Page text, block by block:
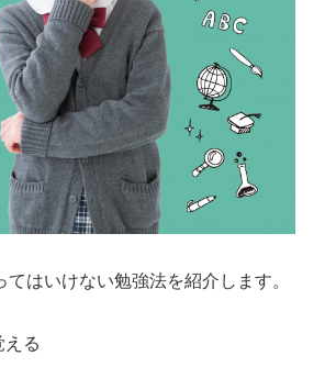
はいけない勉強法を紹介します。
える